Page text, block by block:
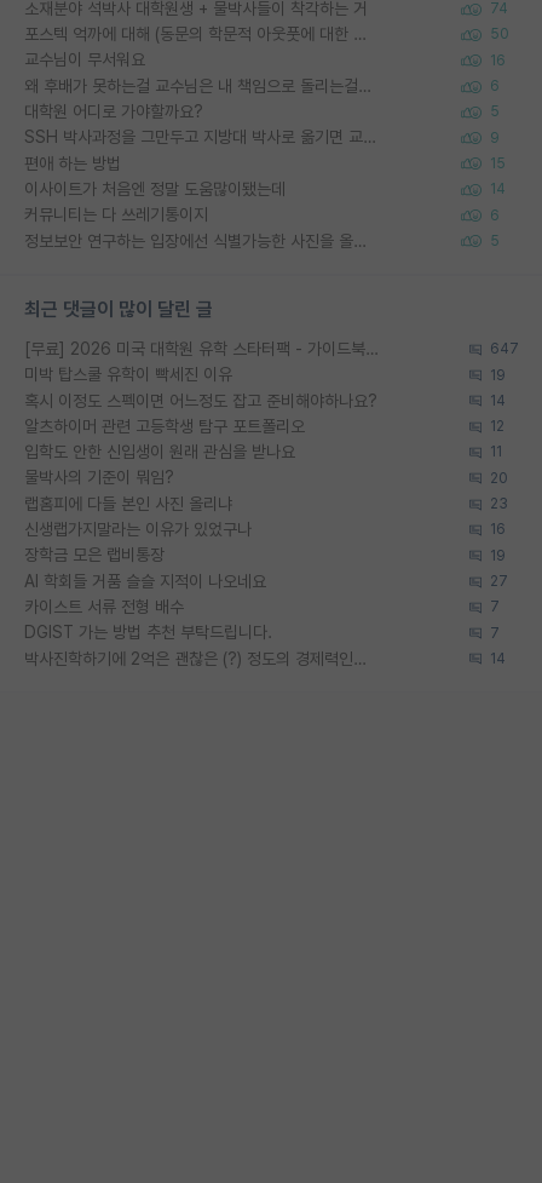
소재분야 석박사 대학원생 + 물박사들이 착각하는 거 74
포스텍 억까에 대해 (동문의 학문적 아웃풋에 대한 반박) 50
교수님이 무서워요 16
왜 후배가 못하는걸 교수님은 내 책임으로 돌리는걸까요? 6
대학원 어디로 가야할까요? 5
SSH 박사과정을 그만두고 지방대 박사로 옮기면 교수의 꿈은 끝일까요? 9
편애 하는 방법 15
이사이트가 처음엔 정말 도움많이됐는데 14
커뮤니티는 다 쓰레기통이지 6
정보보안 연구하는 입장에선 식별가능한 사진을 올리는건 비추이긴함 5
최근 댓글이 많이 달린 글
[무료] 2026 미국 대학원 유학 스타터팩 - 가이드북 & 합격자 컨택메일 템플릿 647
미박 탑스쿨 유학이 빡세진 이유 19
혹시 이정도 스펙이면 어느정도 잡고 준비해야하나요? 14
알츠하이머 관련 고등학생 탐구 포트폴리오 12
입학도 안한 신입생이 원래 관심을 받나요 11
물박사의 기준이 뭐임? 20
랩홈피에 다들 본인 사진 올리냐 23
신생랩가지말라는 이유가 있었구나 16
장학금 모은 랩비통장 19
AI 학회들 거품 슬슬 지적이 나오네요 27
카이스트 서류 전형 배수 7
DGIST 가는 방법 추천 부탁드립니다. 7
박사진학하기에 2억은 괜찮은 (?) 정도의 경제력인가요 14